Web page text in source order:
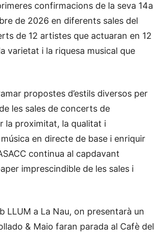
confirmacions de la seva 14a
de 2026 en diferents sales del
de 12 artistes que actuaran en 12
varietat i la riquesa musical que
propostes d’estils diversos per
les sales de concerts de
la proximitat, la qualitat i
en directe de base i enriquir
continua al capdavant
imprescindible de les sales i
LLUM a La Nau, on presentarà un
& Maio faran parada al Cafè del